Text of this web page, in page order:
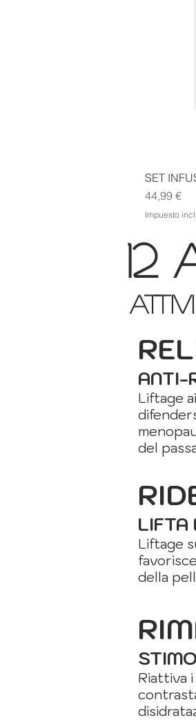
SET
Precio
44,99 €
Impuesto
12
ANTI-
Liftage
del
LIFTA
Liftage
della
Riattiva